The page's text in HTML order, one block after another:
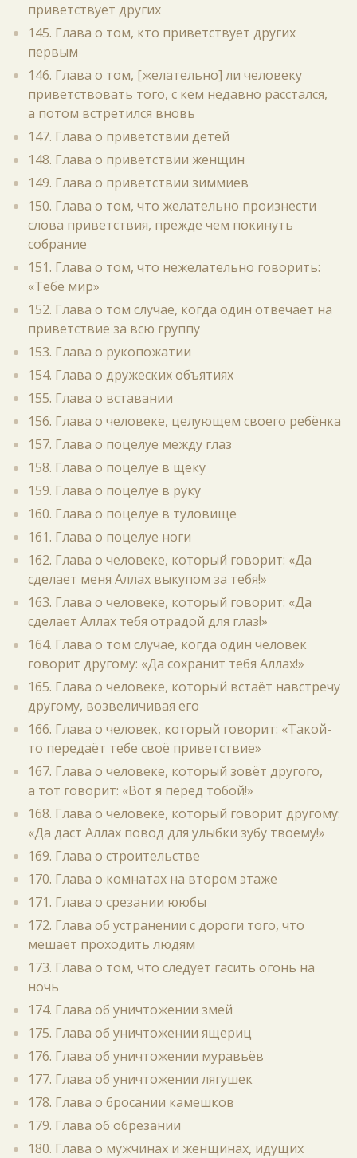
приветствует других
145. Глава о том, кто приветствует других
первым
146. Глава о том, [желательно] ли человеку
приветствовать того, с кем недавно расстался,
а потом встретился вновь
147. Глава о приветствии детей
148. Глава о приветствии женщин
149. Глава о приветствии зиммиев
150. Глава о том, что желательно произнести
слова приветствия, прежде чем покинуть
собрание
151. Глава о том, что нежелательно говорить:
«Тебе мир»
152. Глава о том случае, когда один отвечает на
приветствие за всю группу
153. Глава о рукопожатии
154. Глава о дружеских объятиях
155. Глава о вставании
156. Глава о человеке, целующем своего ребёнка
157. Глава о поцелуе между глаз
158. Глава о поцелуе в щёку
159. Глава о поцелуе в руку
160. Глава о поцелуе в туловище
161. Глава о поцелуе ноги
162. Глава о человеке, который говорит: «Да
сделает меня Аллах выкупом за тебя!»
163. Глава о человеке, который говорит: «Да
сделает Аллах тебя отрадой для глаз!»
164. Глава о том случае, когда один человек
говорит другому: «Да сохранит тебя Аллах!»
165. Глава о человеке, который встаёт навстречу
другому, возвеличивая его
166. Глава о человек, который говорит: «Такой-
то передаёт тебе своё приветствие»
167. Глава о человеке, который зовёт другого,
а тот говорит: «Вот я перед тобой!»
168. Глава о человеке, который говорит другому:
«Да даст Аллах повод для улыбки зубу твоему!»
169. Глава о строительстве
170. Глава о комнатах на втором этаже
171. Глава о срезании ююбы
172. Глава об устранении с дороги того, что
мешает проходить людям
173. Глава о том, что следует гасить огонь на
ночь
174. Глава об уничтожении змей
175. Глава об уничтожении ящериц
176. Глава об уничтожении муравьёв
177. Глава об уничтожении лягушек
178. Глава о бросании камешков
179. Глава об обрезании
180. Глава о мужчинах и женщинах, идущих